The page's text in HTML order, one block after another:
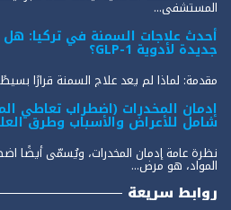
المستشفى...
أحدث علاجات السمنة في تركيا:
جديدة لأدوية GLP-1؟
مقدمة: لماذا لم يعد علاج السمنة قرارًا
إدمان المخدرات (اضطراب تعاطي
شامل للأعراض والأسباب وطرق
نظرة عامة إدمان المخدرات، ويُسمّى أيضًا
المواد، هو مرض...
روابط سريعة